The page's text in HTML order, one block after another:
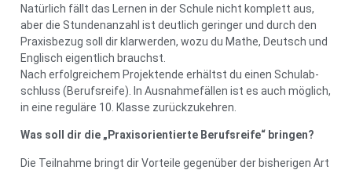
Natür­lich fällt das Ler­nen in der Schu­le nicht kom­plett aus,
aber die Stun­den­an­zahl ist deut­lich gerin­ger und durch den
Pra­xis­be­zug soll dir klar­wer­den, wozu du Mathe, Deutsch und
Eng­lisch eigent­lich brauchst.
Nach erfolg­rei­chem Pro­jek­ten­de erhältst du einen Schul­ab­
schluss (Berufs­rei­fe). In Aus­nah­me­fäl­len ist es auch mög­lich,
in eine regu­lä­re 10. Klas­se zurück­zu­keh­ren.
Was soll dir die „Pra­xis­ori­en­tier­te Berufs­rei­fe“ brin­gen?
Die Teil­nah­me bringt dir Vor­tei­le gegen­über der bis­he­ri­gen Art